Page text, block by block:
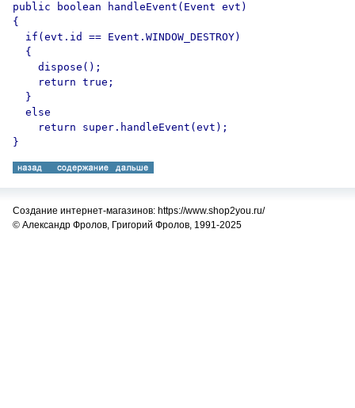
public boolean handleEvent(Event evt)
{
  if(evt.id == Event.WINDOW_DESTROY)
  {
    dispose();
    return true;
  }
  else
    return super.handleEvent(evt);
Создание интернет-магазинов: https://www.shop2you.ru/
© Александр Фролов, Григорий Фролов, 1991-2025